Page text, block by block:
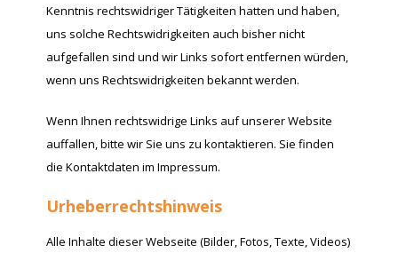
Kenntnis rechtswidriger Tätigkeiten hatten und haben,
uns solche Rechtswidrigkeiten auch bisher nicht
aufgefallen sind und wir Links sofort entfernen würden,
wenn uns Rechtswidrigkeiten bekannt werden.
Wenn Ihnen rechtswidrige Links auf unserer Website
auffallen, bitte wir Sie uns zu kontaktieren. Sie finden
die Kontaktdaten im Impressum.
Urheberrechtshinweis
Alle Inhalte dieser Webseite (Bilder, Fotos, Texte, Videos)